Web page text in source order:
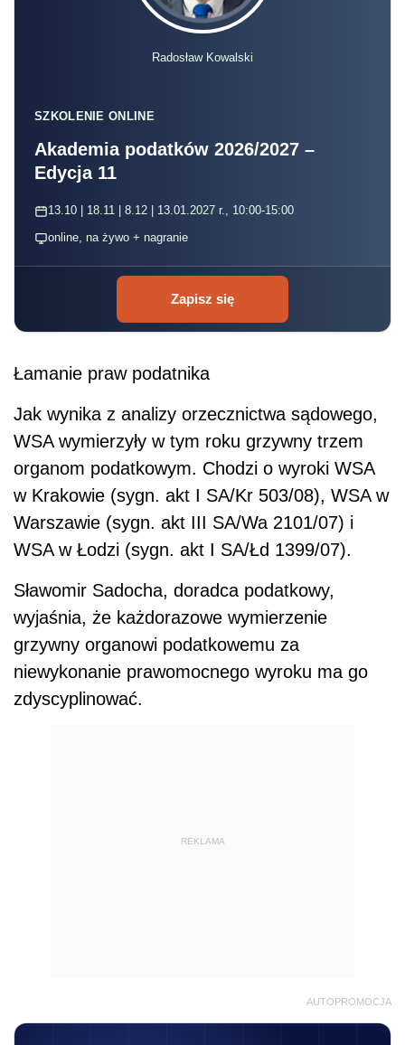
Radosław Kowalski
SZKOLENIE ONLINE
Akademia podatków 2026/2027 –
Edycja 11
13.10 | 18.11 | 8.12 | 13.01.2027 r., 10:00-15:00
online, na żywo + nagranie
Zapisz się
Łamanie praw podatnika
Jak wynika z analizy orzecznictwa sądowego,
WSA wymierzyły w tym roku grzywny trzem
organom podatkowym. Chodzi o wyroki WSA
w Krakowie (sygn. akt I SA/Kr 503/08), WSA w
Warszawie (sygn. akt III SA/Wa 2101/07) i
WSA w Łodzi (sygn. akt I SA/Łd 1399/07).
Sławomir Sadocha, doradca podatkowy,
wyjaśnia, że każdorazowe wymierzenie
grzywny organowi podatkowemu za
niewykonanie prawomocnego wyroku ma go
zdyscyplinować.
REKLAMA
AUTOPROMOCJA